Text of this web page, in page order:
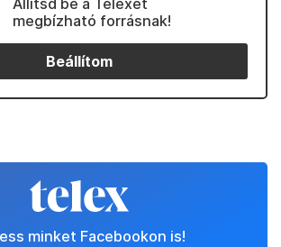
Állítsd be a Telexet
megbízható forrásnak!
Beállítom
minket Facebookon is!